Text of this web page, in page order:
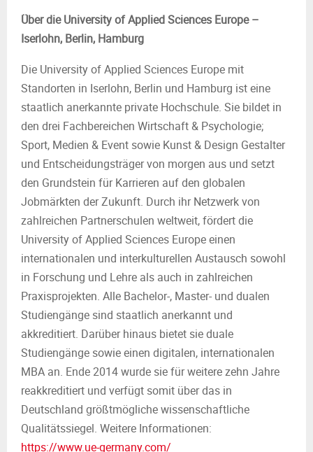
Über die University of Applied Sciences Europe –
Iserlohn, Berlin, Hamburg
Die University of Applied Sciences Europe mit
Standorten in Iserlohn, Berlin und Hamburg ist eine
staatlich anerkannte private Hochschule. Sie bildet in
den drei Fachbereichen Wirtschaft & Psychologie;
Sport, Medien & Event sowie Kunst & Design Gestalter
und Entscheidungsträger von morgen aus und setzt
den Grundstein für Karrieren auf den globalen
Jobmärkten der Zukunft. Durch ihr Netzwerk von
zahlreichen Partnerschulen weltweit, fördert die
University of Applied Sciences Europe einen
internationalen und interkulturellen Austausch sowohl
in Forschung und Lehre als auch in zahlreichen
Praxisprojekten. Alle Bachelor-, Master- und dualen
Studiengänge sind staatlich anerkannt und
akkreditiert. Darüber hinaus bietet sie duale
Studiengänge sowie einen digitalen, internationalen
MBA an. Ende 2014 wurde sie für weitere zehn Jahre
reakkreditiert und verfügt somit über das in
Deutschland größtmögliche wissenschaftliche
Qualitätssiegel. Weitere Informationen:
https://www.ue-germany.com/